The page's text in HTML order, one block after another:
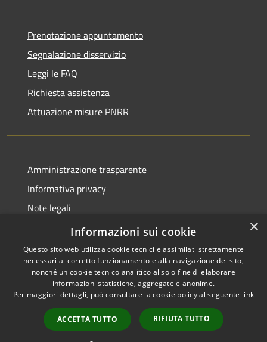
Prenotazione appuntamento
Segnalazione disservizio
Leggi le FAQ
Richiesta assistenza
Attuazione misure PNRR
Amministrazione trasparente
Informativa privacy
Note legali
Dichiarazione di accessibilità
Accessibilità
Copyright © 2026 • Comune di
Brusciano • Powered by
Municipium•
Accesso
redazione
×
Informazioni sui cookie
Questo sito web utilizza cookie tecnici e assimilati strettamente
necessari al corretto funzionamento e alla navigazione del sito,
nonché un cookie tecnico analitico al solo fine di elaborare
informazioni statistiche, aggregate e anonime.
Per maggiori dettagli, può consultare la cookie policy al seguente link
ACCETTA TUTTO RIFIUTA TUTTO